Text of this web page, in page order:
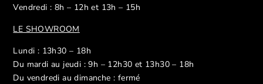
Vendredi : 8h – 12h et 13h – 15h
LE SHOWROOM
Lundi : 13h30 – 18h
Du mardi au jeudi : 9h – 12h30 et 13h30 – 18h
Du vendredi au dimanche : fermé